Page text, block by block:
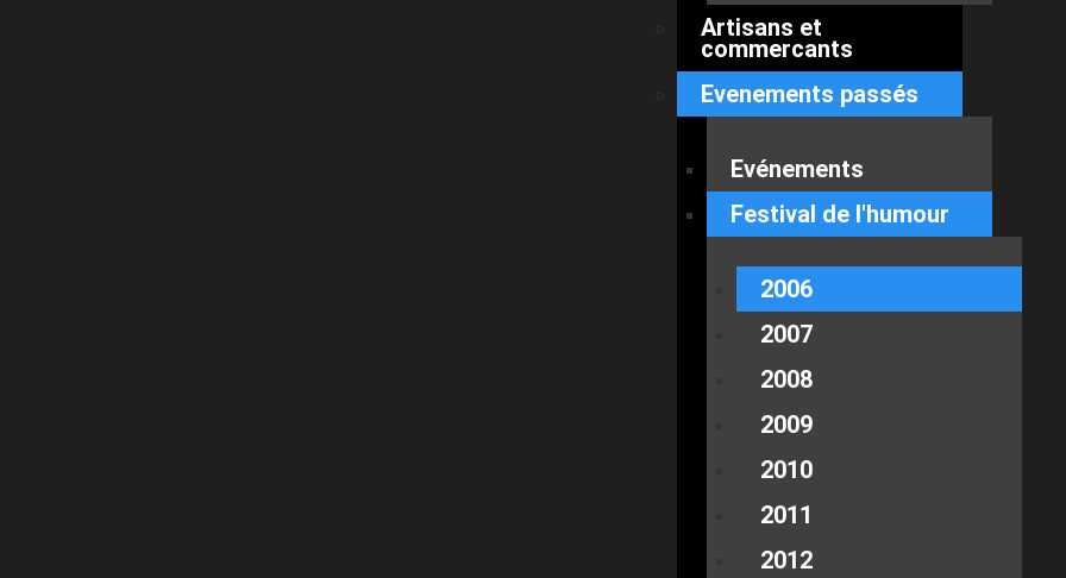
Artisans et
commercants
Evenements passés
Evénements
Festival de l'humour
2006
2007
2008
2009
2010
2011
2012